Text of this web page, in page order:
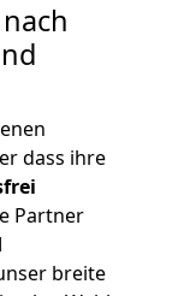
dass ihre
Partner
breite